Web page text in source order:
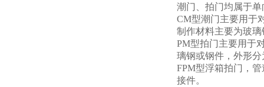
潮门、拍门均属于
CM型潮门主要用于
制作材料主要为玻
PM型拍门主要用于
璃钢或钢件，外形
FPM型浮箱拍门，
接件。